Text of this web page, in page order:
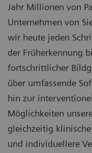
Jahr Millionen von
Unternehmen von
wir heute jeden
der Früherkennung
fortschrittlicher
über umfassende
hin zur
Möglichkeiten
gleichzeitig
und individuellere